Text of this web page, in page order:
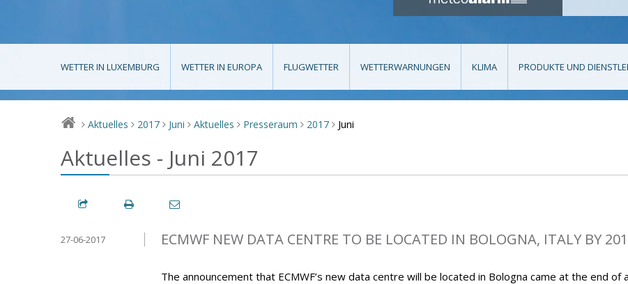
WETTER IN LUXEMBURG WETTER IN EUROPA FLUGWETTER WETTERWARNUNGEN KLIMA PRODUKTE UND
> Aktuelles > 2017 > Juni > Aktuelles > Presseraum > 2017 > Juni
Aktuelles - Juni 2017
ECMWF NEW DATA CENTRE TO BE LOCATED IN BOLOGNA, ITALY BY
27-06-2017
The announcement that ECMWF’s new data centre will be located in Bologna came at the end of a